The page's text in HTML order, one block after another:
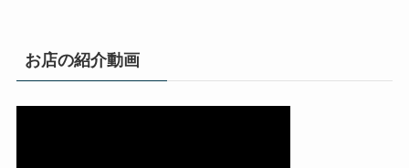
お店の紹介動画